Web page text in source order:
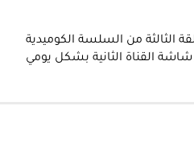
الثالثة من السلسة الكوميدية
شاشة القناة الثانية بشكل يومي